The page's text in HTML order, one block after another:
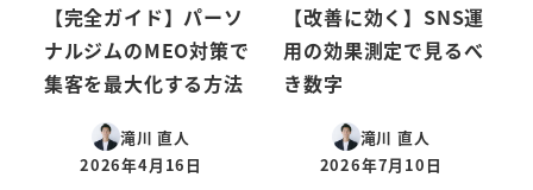
【完全ガイド】パーソ
ナルジムのMEO対策で
集客を最大化する方法
滝川 直人
投稿日
2026年4月16日
【改善に効く】SNS運
用の効果測定で見るべ
き数字
滝川 直人
投稿日
2026年7月10日